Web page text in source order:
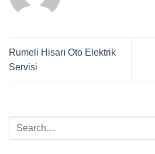
Rumeli Hisarı Oto Elektrik
Servisi